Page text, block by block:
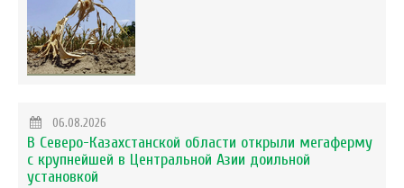
06.08.2026
В Северо-Казахстанской области открыли мегаферму
с крупнейшей в Центральной Азии доильной
установкой